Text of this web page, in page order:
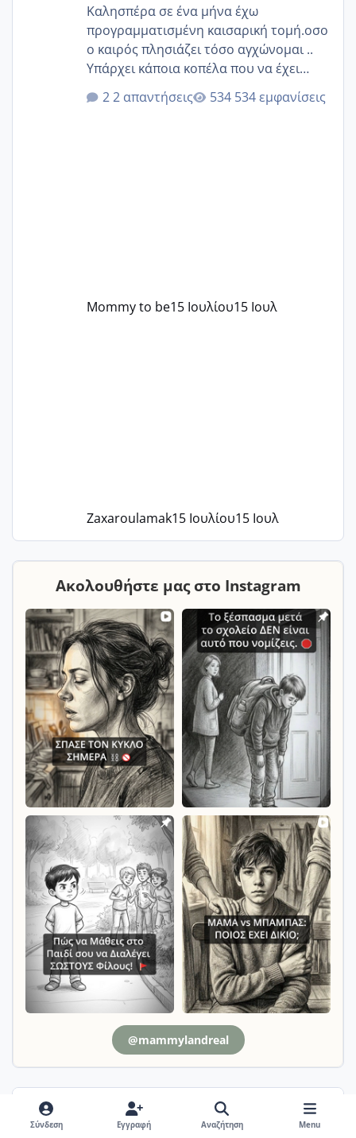
Καλησπέρα σε ένα μήνα έχω
προγραμματισμένη καισαρική τομή.οσο
ο καιρός πλησιάζει τόσο αγχώνομαι ..
Υπάρχει κάποια κοπέλα που να έχει
παρόμοιο ιστορικό να μας πει την
εμπειρία της;Να σημειώσω είναι η
2 απαντήσεις 534 εμφανίσεις
Mommy to be15 Ιουλίου15 Ιουλ
Zaxaroulamak15 Ιουλίου15 Ιουλ
Ακολουθήστε μας στο Instagram
@mammylandreal
Απαντήσεις
Σύνδεση Εγγραφή Αναζήτηση Menu